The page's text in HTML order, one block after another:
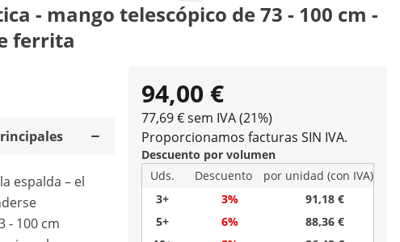
- mango telescópico de 73 - 100 cm -
ferrita
94,00 €
77,69 € sem IVA (21%)
Proporcionamos facturas SIN IVA.
Descuento por volumen
Uds.
Descuento
por unidad (con IVA)
3+
3%
91,18 €
5+
6%
88,36 €
espalda – el
- 100 cm